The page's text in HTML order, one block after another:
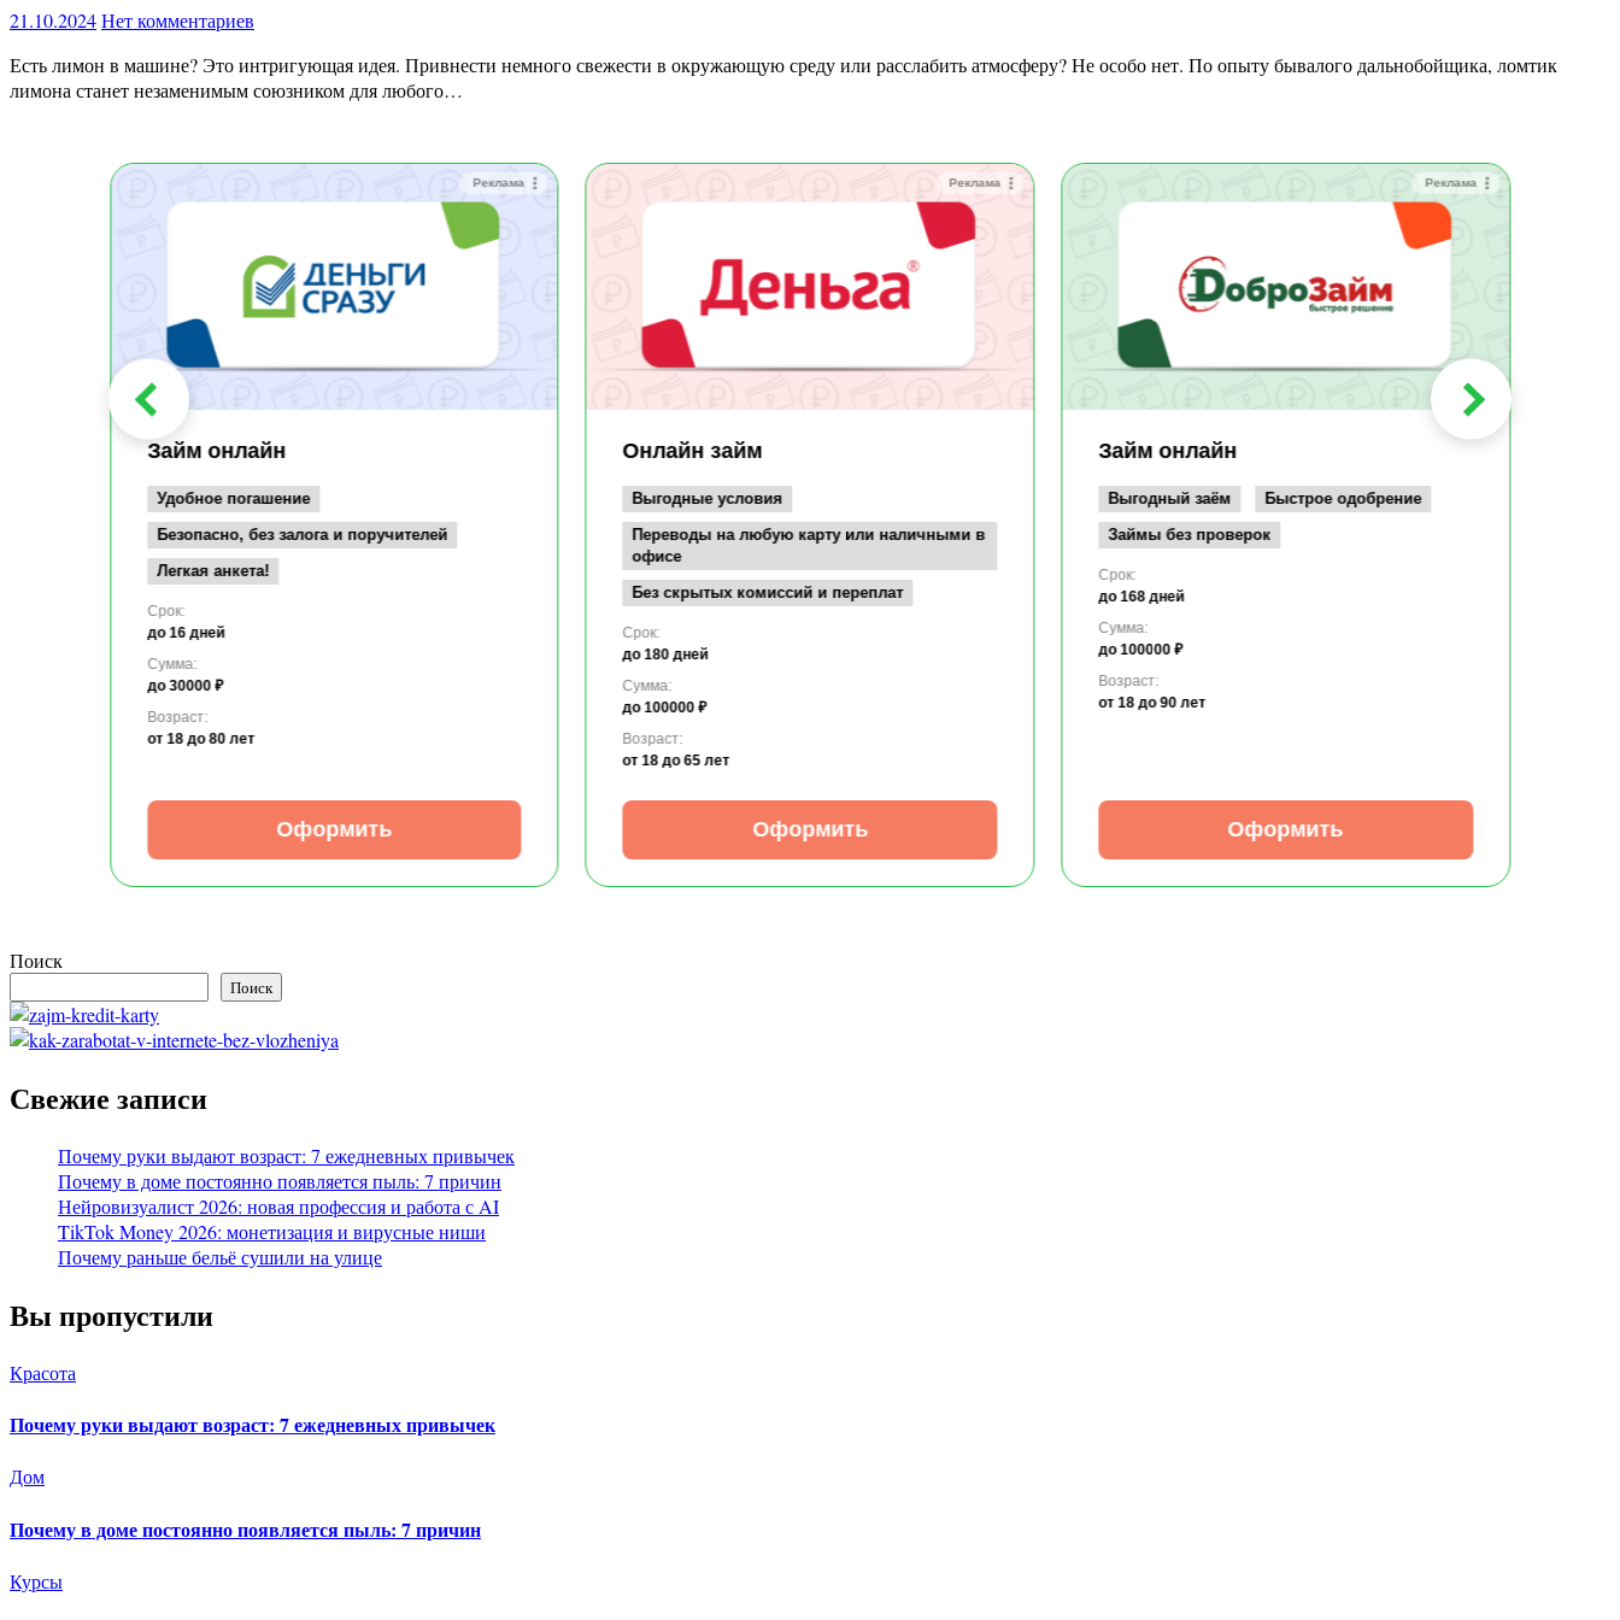
21.10.2024Нет комментариев
Есть лимон в машине? Это интригующая идея. Привнести немного свежести в окружающую среду или расслабить атмосферу? Не особо нет. По опыту бывалого дальнобойщика, ломтик
лимона станет незаменимым союзником для любого…
Реклама
Займ онлайн
Удобное погашение
Безопасно, без залога и поручителей
Легкая анкета!
Срок:
до 16 дней
Сумма:
до 30000 ₽
Возраст:
от 18 до 80 лет
Оформить
Реклама
Онлайн займ
Выгодные условия
Переводы на любую карту или наличными в
офисе
Без скрытых комиссий и переплат
Срок:
до 180 дней
Сумма:
до 100000 ₽
Возраст:
от 18 до 65 лет
Оформить
Реклама
Займ онлайн
Выгодный заём
Быстрое одобрение
Займы без проверок
Срок:
до 168 дней
Сумма:
до 100000 ₽
Возраст:
от 18 до 90 лет
Оформить
Поиск
Поиск
Свежие записи
Почему руки выдают возраст: 7 ежедневных привычек
Почему в доме постоянно появляется пыль: 7 причин
Нейровизуалист 2026: новая профессия и работа с AI
TikTok Money 2026: монетизация и вирусные ниши
Почему раньше бельё сушили на улице
Вы пропустили
Красота
Почему руки выдают возраст: 7 ежедневных привычек
Дом
Почему в доме постоянно появляется пыль: 7 причин
Курсы